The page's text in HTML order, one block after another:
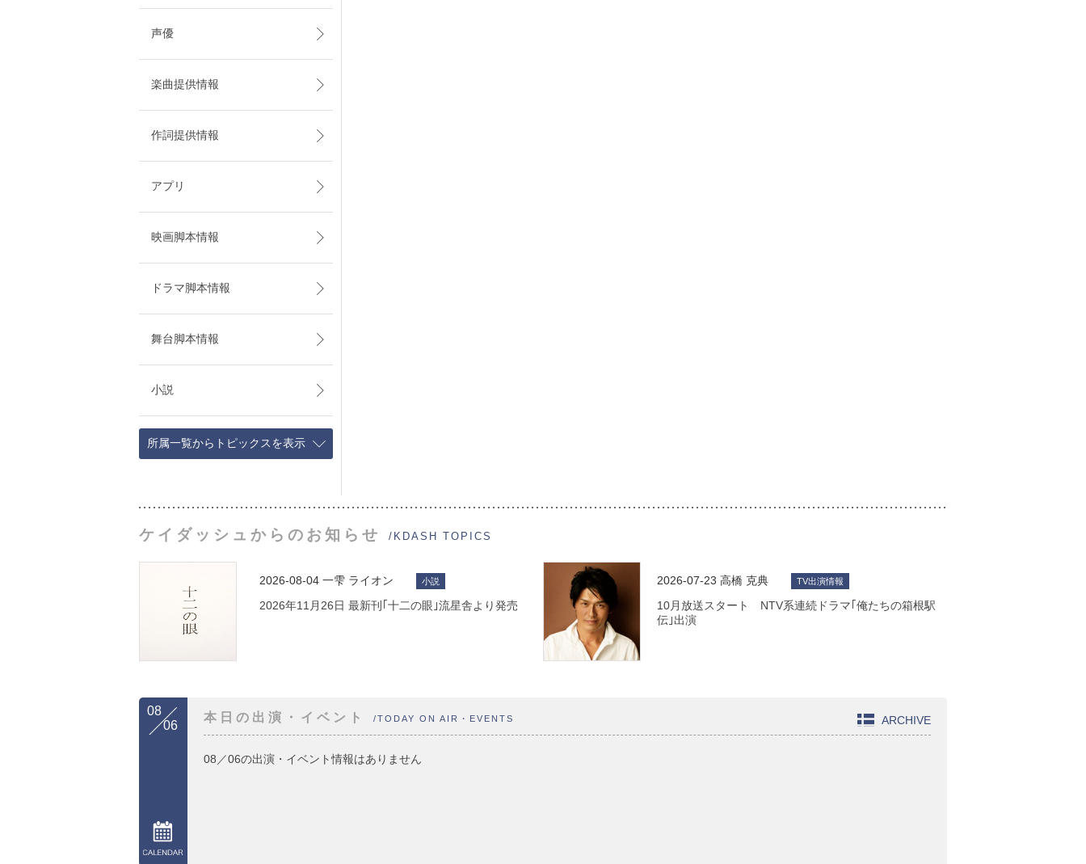
声優
楽曲提供情報
作詞提供情報
アプリ
映画脚本情報
ドラマ脚本情報
舞台脚本情報
小説
所属一覧からトピックスを表示
ケイダッシュからのお知らせ /KDASH TOPICS
2026-08-04 一雫 ライオン 小説
2026年11月26日 最新刊｢十二の眼｣流星舎より発売
2026-07-23 高橋 克典 TV出演情報
10月放送スタート NTV系連続ドラマ｢俺たちの箱根駅
伝｣出演
08
06
本日の出演・イベント /TODAY ON AIR・EVENTS
08／06の出演・イベント情報はありません
ARCHIVE